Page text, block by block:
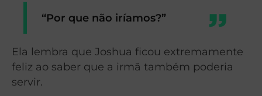
“Por que não iríamos?”
Ela lembra que Joshua ficou extremamente
feliz ao saber que a irmã também poderia
servir.